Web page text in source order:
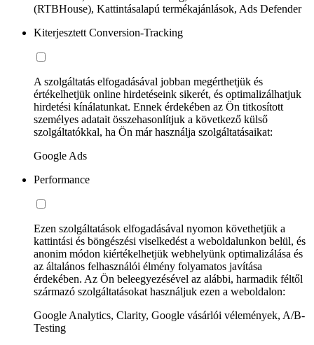
(RTBHouse), Kattintásalapú termékajánlások, Ads Defender
Kiterjesztett Conversion-Tracking
A szolgáltatás elfogadásával jobban megérthetjük és
értékelhetjük online hirdetéseink sikerét, és optimalizálhatjuk
hirdetési kínálatunkat. Ennek érdekében az Ön titkosított
személyes adatait összehasonlítjuk a következő külső
szolgáltatókkal, ha Ön már használja szolgáltatásaikat:
Google Ads
Performance
Ezen szolgáltatások elfogadásával nyomon követhetjük a
kattintási és böngészési viselkedést a weboldalunkon belül, és
anonim módon kiértékelhetjük webhelyünk optimalizálása és
az általános felhasználói élmény folyamatos javítása
érdekében. Az Ön beleegyezésével az alábbi, harmadik féltől
származó szolgáltatásokat használjuk ezen a weboldalon:
Google Analytics, Clarity, Google vásárlói vélemények, A/B-
Testing